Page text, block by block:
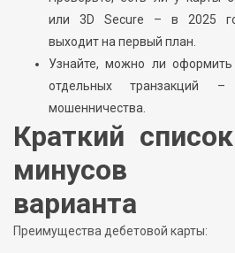
или 3D Secure – в 2025
выходит на первый план.
Узнайте, можно ли оформить
отдельных транзакций
мошенничества.
Краткий
минусов
варианта
Преимущества дебетовой карты: